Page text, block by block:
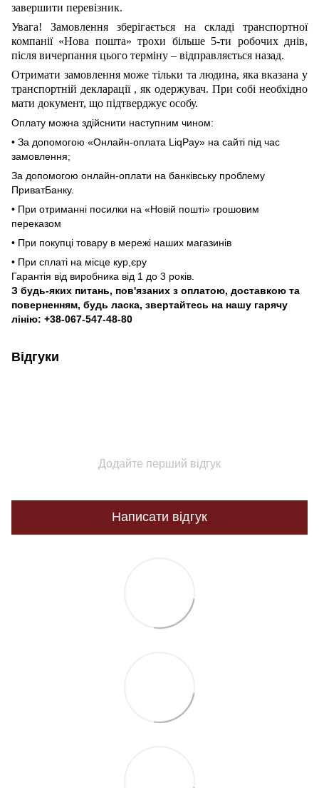
завершити перевізник.
Увага! Замовлення зберігається на складі транспортної
компанії «Нова пошта»трохи більше 5-ти робочих днів,
після вичерпання цього терміну – відправляється назад.
Отримати замовлення може тільки та людина, яка вказана у
транспортній декларації , як одержувач. При собі необхідно
мати документ, що підтверджує особу.
Оплату можна здійснити наступним чином:
• За допомогою «Онлайн-оплата LiqPay» на сайті під час
замовлення;
За допомогою онлайн-оплати на банківську проблему
ПриватБанку.
• При отриманні посилки на «Новій пошті» грошовим
переказом
• При покупці товару в мережі наших магазинів
• При сплаті на місце кур,єру
Гарантія від виробника від 1 до 3 років.
З будь-яких питань, пов'язаних з оплатою, доставкою та
поверненням, будь ласка, звертайтесь на нашу гарячу
лінію: +38-067-547-48-80
Відгуки
Додайте перший відгук
Написати відгук